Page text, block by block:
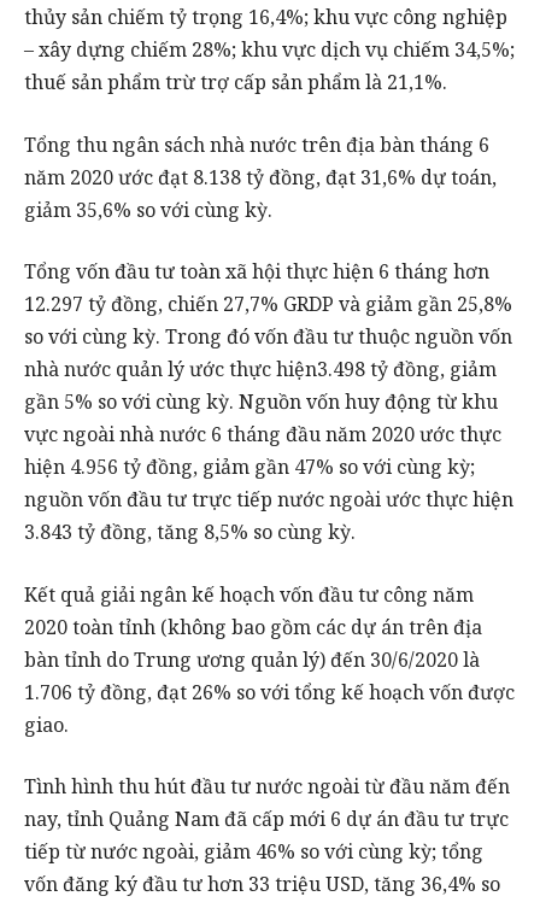
thủy sản chiếm tỷ trọng 16,4%; khu vực công nghiệp
– xây dựng chiếm 28%; khu vực dịch vụ chiếm 34,5%;
thuế sản phẩm trừ trợ cấp sản phẩm là 21,1%.
Tổng thu ngân sách nhà nước trên địa bàn tháng 6
năm 2020 ước đạt 8.138 tỷ đồng, đạt 31,6% dự toán,
giảm 35,6% so với cùng kỳ.
Tổng vốn đầu tư toàn xã hội thực hiện 6 tháng hơn
12.297 tỷ đồng, chiến 27,7% GRDP và giảm gần 25,8%
so với cùng kỳ. Trong đó vốn đầu tư thuộc nguồn vốn
nhà nước quản lý ước thực hiện3.498 tỷ đồng, giảm
gần 5% so với cùng kỳ. Nguồn vốn huy động từ khu
vực ngoài nhà nước 6 tháng đầu năm 2020 ước thực
hiện 4.956 tỷ đồng, giảm gần 47% so với cùng kỳ;
nguồn vốn đầu tư trực tiếp nước ngoài ước thực hiện
3.843 tỷ đồng, tăng 8,5% so cùng kỳ.
Kết quả giải ngân kế hoạch vốn đầu tư công năm
2020 toàn tỉnh (không bao gồm các dự án trên địa
bàn tỉnh do Trung ương quản lý) đến 30/6/2020 là
1.706 tỷ đồng, đạt 26% so với tổng kế hoạch vốn được
giao.
Tình hình thu hút đầu tư nước ngoài từ đầu năm đến
nay, tỉnh Quảng Nam đã cấp mới 6 dự án đầu tư trực
tiếp từ nước ngoài, giảm 46% so với cùng kỳ; tổng
vốn đăng ký đầu tư hơn 33 triệu USD, tăng 36,4% so